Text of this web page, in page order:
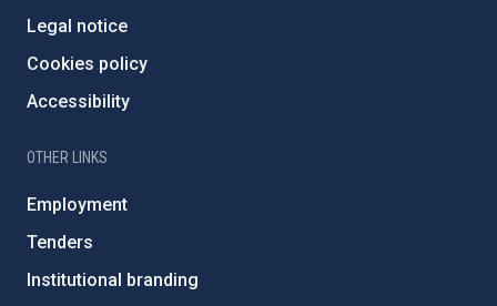
Legal notice
Cookies policy
Accessibility
OTHER LINKS
Employment
Tenders
Institutional branding